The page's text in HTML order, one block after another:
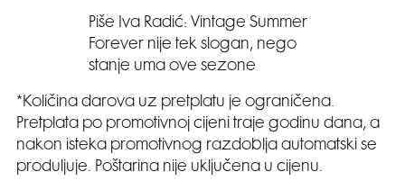
Piše Iva Radić: Vintage Summer
Forever nije tek slogan, nego
stanje uma ove sezone
*Količina darova uz pretplatu je ograničena.
Pretplata po promotivnoj cijeni traje godinu dana, a
nakon isteka promotivnog razdoblja automatski se
produljuje. Poštarina nije uključena u cijenu.